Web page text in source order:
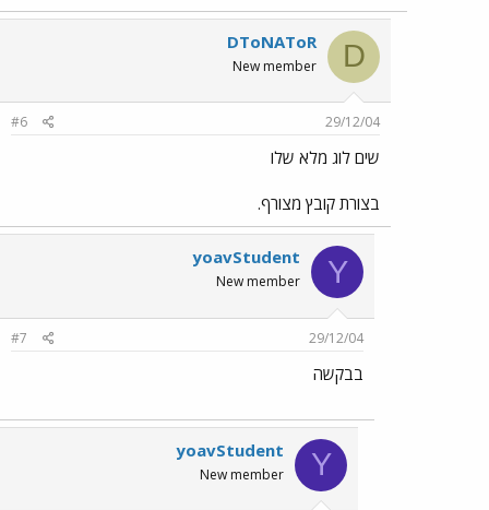
D
DToNAToR
New member
29/12/04
#6
שים לוג מלא שלו
בצורת קובץ מצורף.
Y
yoavStudent
New member
29/12/04
#7
בבקשה
Y
yoavStudent
New member